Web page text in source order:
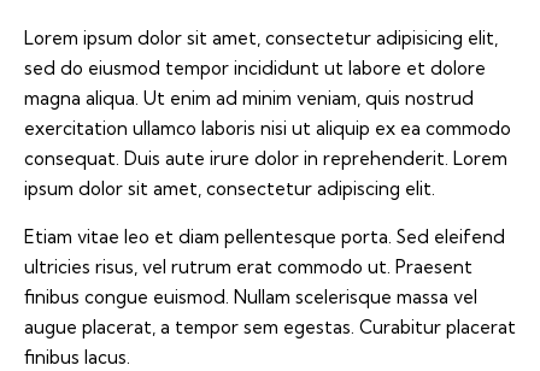
Lorem ipsum dolor sit amet, consectetur adipisicing elit,
sed do eiusmod tempor incididunt ut labore et dolore
magna aliqua. Ut enim ad minim veniam, quis nostrud
exercitation ullamco laboris nisi ut aliquip ex ea commodo
consequat. Duis aute irure dolor in reprehenderit. Lorem
ipsum dolor sit amet, consectetur adipiscing elit.
Etiam vitae leo et diam pellentesque porta. Sed eleifend
ultricies risus, vel rutrum erat commodo ut. Praesent
finibus congue euismod. Nullam scelerisque massa vel
augue placerat, a tempor sem egestas. Curabitur placerat
finibus lacus.